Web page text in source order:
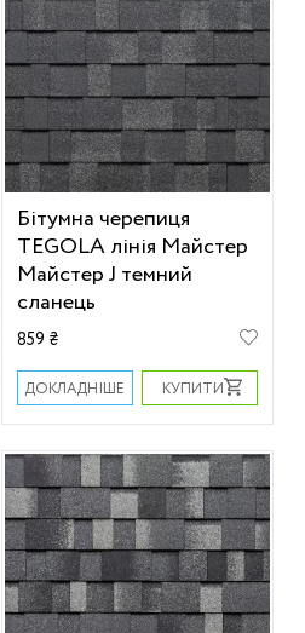
Бітумна черепиця
TEGOLA лінія Майстер
Майстер J темний
сланець
859 ₴
ДОКЛАДНІШЕ КУПИТИ